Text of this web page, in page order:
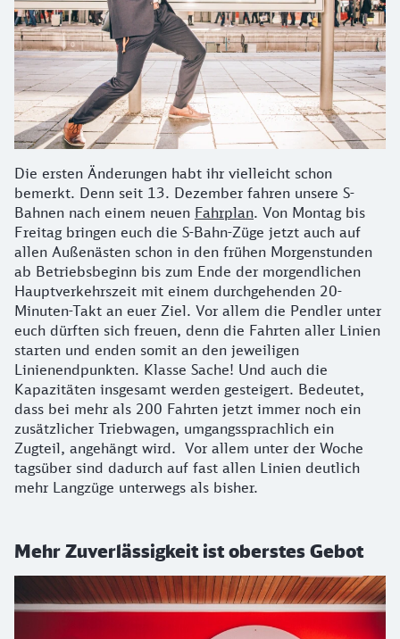
Die ersten Änderungen habt ihr vielleicht schon
bemerkt. Denn seit 13. Dezember fahren unsere S-
Bahnen nach einem neuen Fahrplan. Von Montag bis
Freitag bringen euch die S-Bahn-Züge jetzt auch auf
allen Außenästen schon in den frühen Morgenstunden
ab Betriebsbeginn bis zum Ende der morgendlichen
Hauptverkehrszeit mit einem durchgehenden 20-
Minuten-Takt an euer Ziel. Vor allem die Pendler unter
euch dürften sich freuen, denn die Fahrten aller Linien
starten und enden somit an den jeweiligen
Linienendpunkten. Klasse Sache! Und auch die
Kapazitäten insgesamt werden gesteigert. Bedeutet,
dass bei mehr als 200 Fahrten jetzt immer noch ein
zusätzlicher Triebwagen, umgangssprachlich ein
Zugteil, angehängt wird. Vor allem unter der Woche
tagsüber sind dadurch auf fast allen Linien deutlich
mehr Langzüge unterwegs als bisher.
Mehr Zuverlässigkeit ist oberstes Gebot